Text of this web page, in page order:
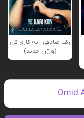
رضا صادقی - یه کاری کن
(ورژن جدید)